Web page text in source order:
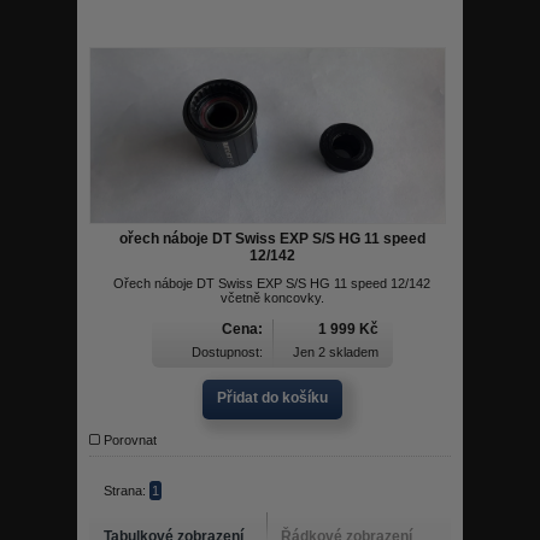
ořech náboje DT Swiss EXP S/S HG 11 speed
12/142
Ořech náboje DT Swiss EXP S/S HG 11 speed 12/142
včetně koncovky.
Cena: 1 999 Kč
Dostupnost: Jen 2 skladem
Přidat do košíku
Porovnat
Strana: 1
Tabulkové zobrazení Řádkové zobrazení